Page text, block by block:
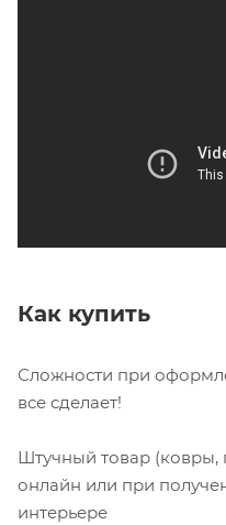
Как купить
Сложности при
все сделает!
Штучный товар (ковры,
онлайн или при
интерьере